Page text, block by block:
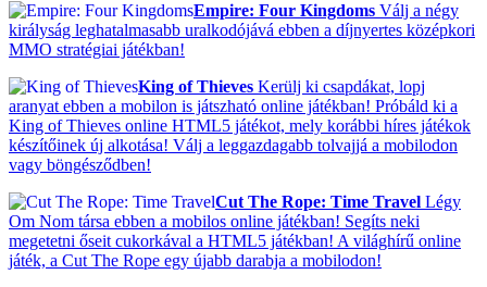
Empire: Four Kingdoms Válj a négy
királyság leghatalmasabb uralkodójává ebben a díjnyertes középkori
MMO stratégiai játékban!
King of Thieves Kerülj ki csapdákat, lopj
aranyat ebben a mobilon is játszható online játékban! Próbáld ki a
King of Thieves online HTML5 játékot, mely korábbi híres játékok
készítőinek új alkotása! Válj a leggazdagabb tolvajjá a mobilodon
vagy böngésződben!
Cut The Rope: Time Travel Légy
Om Nom társa ebben a mobilos online játékban! Segíts neki
megetetni őseit cukorkával a HTML5 játékban! A világhírű online
játék, a Cut The Rope egy újabb darabja a mobilodon!